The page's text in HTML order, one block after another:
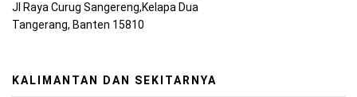
Jl Raya Curug Sangereng,Kelapa Dua
Tangerang, Banten 15810
KALIMANTAN DAN SEKITARNYA